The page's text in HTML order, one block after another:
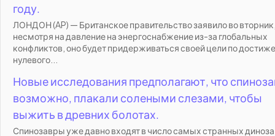
году.
ЛОНДОН (AP) — Британское правительство заявило во
несмотря на давление на энергоснабжение из-за глобальных
конфликтов, оно будет придерживаться своей цели по
нулевого...
Новые исследования предполагают, что
возможно, плакали солеными слезами, чтобы
выжить в древних болотах.
Спинозавры уже давно входят в число самых странных